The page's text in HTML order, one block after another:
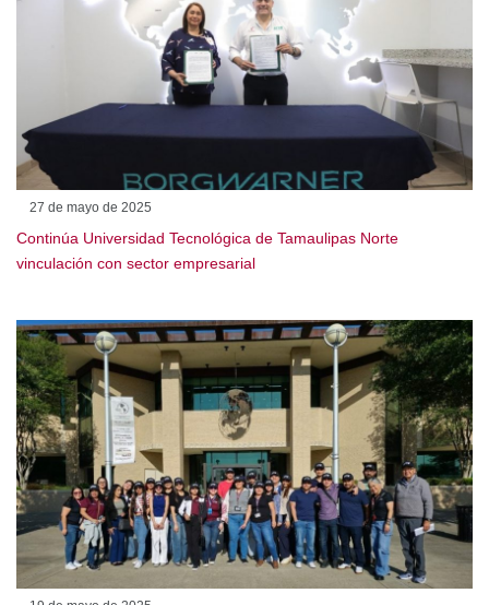
27 de mayo de 2025
Continúa Universidad Tecnológica de Tamaulipas Norte vinculación
con sector empresarial